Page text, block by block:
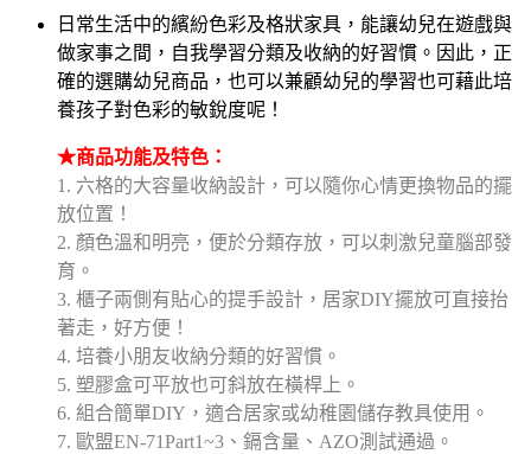
日常生活中的繽紛色彩及格狀家具，能讓幼兒在遊戲與
做家事之間，自我學習分類及收納的好習慣。因此，正
確的選購幼兒商品，也可以兼顧幼兒的學習也可藉此培
養孩子對色彩的敏銳度呢！
★商品功能及特色：
1. 六格的大容量收納設計，可以隨你心情更換物品的擺
放位置！
2. 顏色溫和明亮，便於分類存放，可以刺激兒童腦部發
育。
3. 櫃子兩側有貼心的提手設計，居家DIY擺放可直接抬
著走，好方便！
4. 培養小朋友收納分類的好習慣。
5. 塑膠盒可平放也可斜放在橫桿上。
6. 組合簡單DIY ，適合居家或幼稚園儲存教具使用。
7. 歐盟EN-71Part1~3 、鎘含量、 AZO測試通過。